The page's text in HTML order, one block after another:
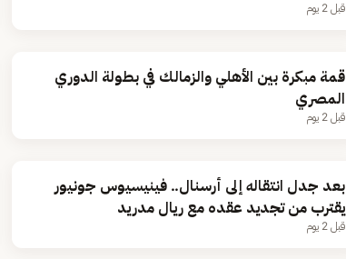
قبل 2 يوم
قمة مبكرة بين الأهلي والزمالك في بطولة الدوري
المصري
قبل 2 يوم
بعد جدل انتقاله إلى أرسنال.. فينيسيوس جونيور
يقترب من تجديد عقده مع ريال مدريد
قبل 2 يوم